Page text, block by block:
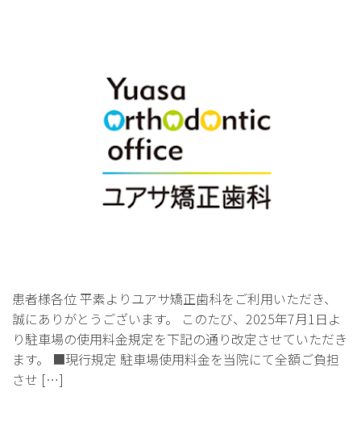
患者様各位 平素よりユアサ矯正歯科をご利用いただき、
誠にありがとうございます。 このたび、2025年7月1日よ
り駐車場の使用料金規定を下記の通り改定させていただき
ます。 ■現行規定 駐車場使用料金を当院にて全額ご負担
させ […]